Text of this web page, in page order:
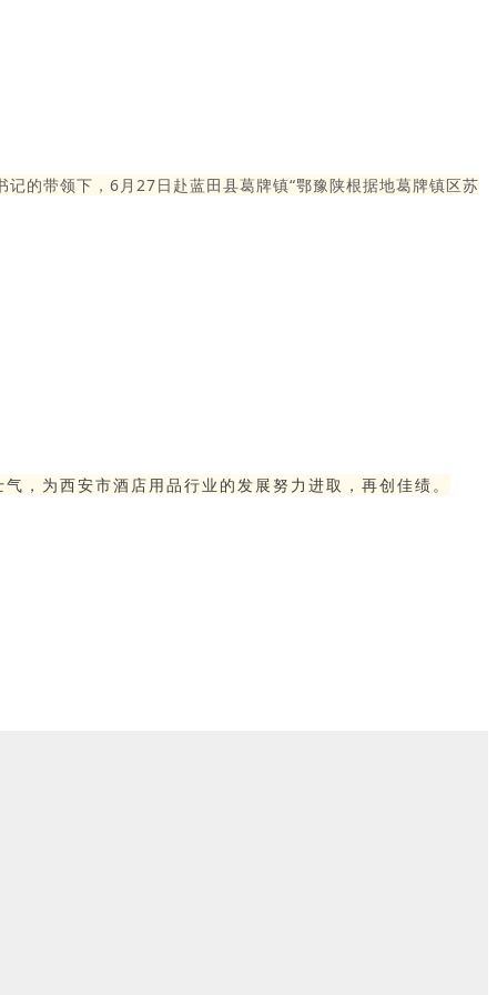
的带领下，6月27日赴蓝田县葛牌镇“鄂豫陕根据地葛牌镇区苏
，为西安市酒店用品行业的发展努力进取，再创佳绩。